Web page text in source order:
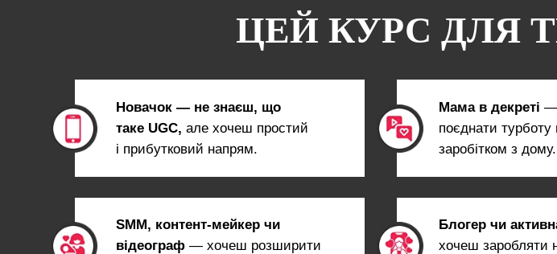
ЦЕЙ КУРС ДЛЯ
Мама в декреті —
поєднати турботу
заробітком з дому.
Новачок — не знаєш, що
таке UGC, але хочеш простий
і прибутковий напрям.
Блогер чи
хочеш заробляти
SMM, контент-мейкер чи
відеограф — хочеш розширити